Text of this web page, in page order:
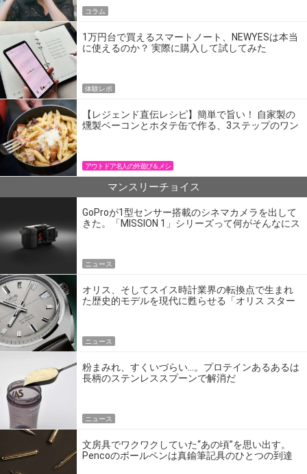
コラム
1万円台で買えるスマートノート、NEWYESは本当
に使えるのか？ 実際に購入して試してみた
体験レポ
【レジェンド直伝レシピ】簡単で旨い！ 自家製の
燻製ベーコンとホタテ缶で作る、3ステップのワン
アウトドア名人の外遊び＆メシ
マンスリーチョイス
GoProが1型センサー搭載のシネマカメラを出して
きた。「MISSION 1」シリーズって何がそんなにス
ニュース
オリス、そしてスイス時計業界の転換点で生まれ
た歴史的モデルを現代に甦らせる「オリス スター
ニュース
粉まみれ、すくいづらい…。プロテインあるあるは
長柄のステンレススプーンで解消だ
ニュース
文房具でワクワクしていた“あの頃”を思い出す。
Pencoのボールペンは真鍮筆記具のひとつの到達